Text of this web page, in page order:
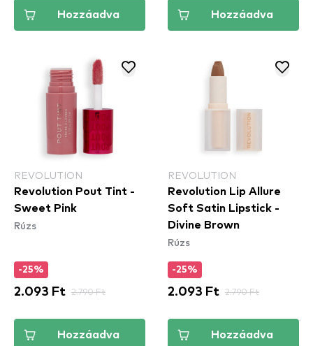
Hozzáadva Hozzáadva
REVOLUTION
Revolution Pout Tint -
Sweet Pink
Rúzs
-25%
2.093 Ft 2.790 Ft
Hozzáadva
REVOLUTION
Revolution Lip Allure
Soft Satin Lipstick -
Divine Brown
Rúzs
-25%
2.093 Ft 2.790 Ft
Hozzáadva